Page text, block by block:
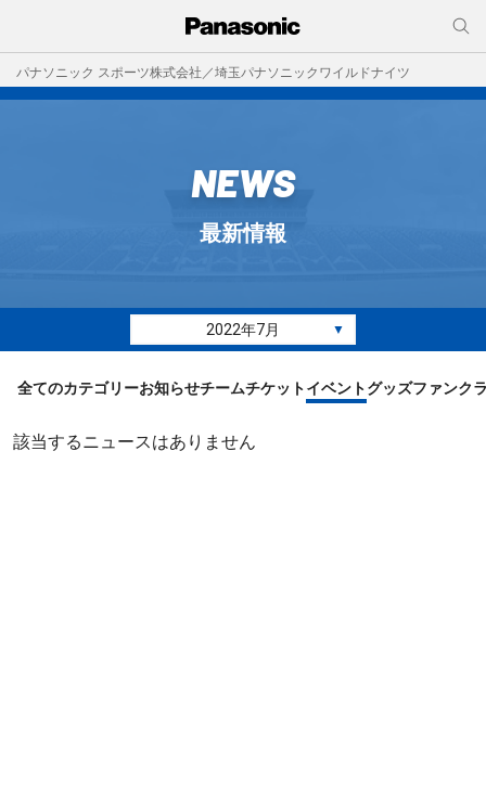
パナソニック スポーツ株式会社／埼玉パナソニックワイルドナイツ
NEWS
最新情報
2022年7月 ▼
全てのカテゴリーお知らせチームチケットイベントグッズファンク
該当するニュースはありません